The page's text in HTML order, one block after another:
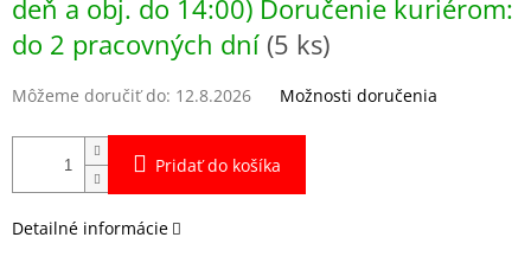
deň a obj. do 14:00) Doručenie kuriérom:
do 2 pracovných dní (5 ks)
Môžeme doručiť do: 12.8.2026 Možnosti doručenia
Pridať do košíka
Detailné informácie